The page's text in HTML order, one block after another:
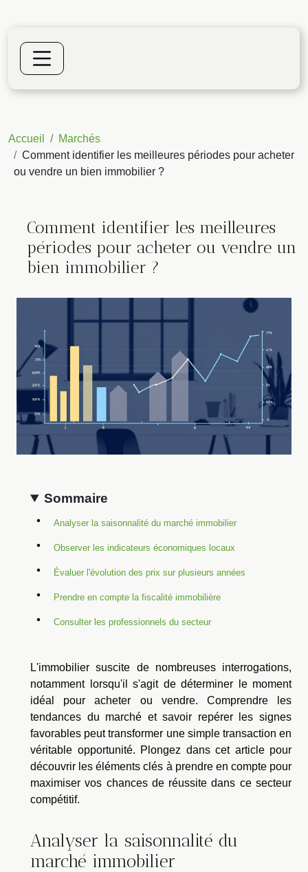
Accueil
Marchés
Comment identifier les meilleures périodes pour acheter
ou vendre un bien immobilier ?
Comment identifier les meilleures
périodes pour acheter ou vendre un
bien immobilier ?
Sommaire
Analyser la saisonnalité du marché immobilier
Observer les indicateurs économiques locaux
Évaluer l'évolution des prix sur plusieurs années
Prendre en compte la fiscalité immobilière
Consulter les professionnels du secteur
L'immobilier suscite de nombreuses interrogations,
notamment lorsqu'il s'agit de déterminer le moment
idéal pour acheter ou vendre. Comprendre les
tendances du marché et savoir repérer les signes
favorables peut transformer une simple transaction en
véritable opportunité. Plongez dans cet article pour
découvrir les éléments clés à prendre en compte pour
maximiser vos chances de réussite dans ce secteur
compétitif.
Analyser la saisonnalité du
marché immobilier